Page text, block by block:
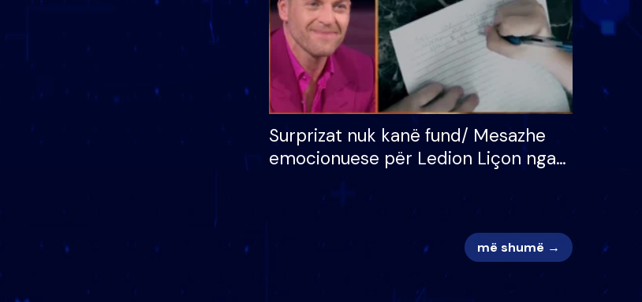
Surprizat nuk kanë fund/ Mesazhe
emocionuese për Ledion Liçon nga
më shumë →